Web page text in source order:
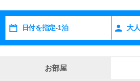
日付を指定-1泊 大人
お部屋